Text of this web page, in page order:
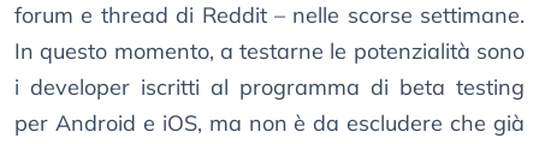
forum e thread di Reddit – nelle scorse settimane.
In questo momento, a testarne le potenzialità sono
i developer iscritti al programma di beta testing
per Android e iOS, ma non è da escludere che già